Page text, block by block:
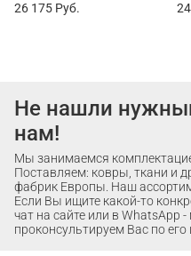
26 175 Руб.
Не нашли
нам!
Мы занимаемся
Поставляем: ковры, ткани и
фабрик Европы. Наш
Если Вы ищите какой-то
чат на сайте или в WhatsApp
проконсультируем Вас по его